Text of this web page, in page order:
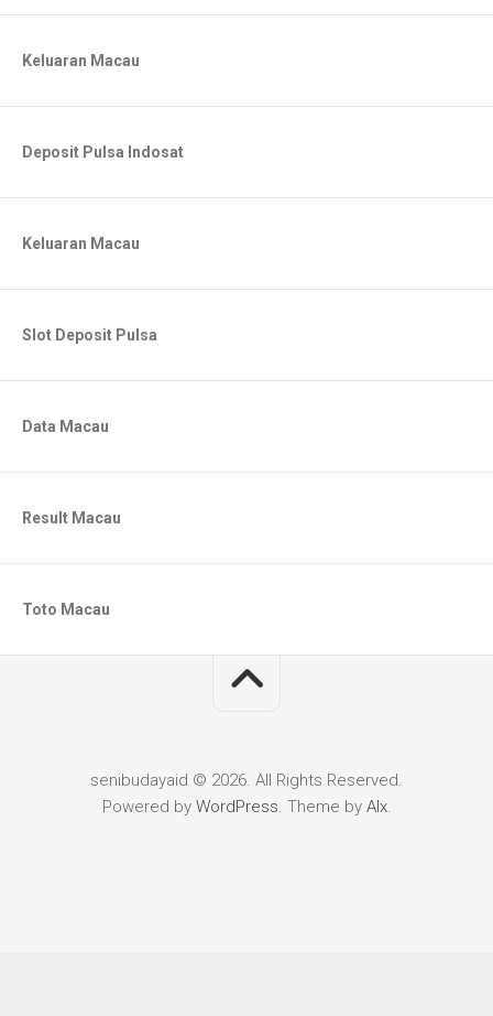
Keluaran Macau
Deposit Pulsa Indosat
Keluaran Macau
Slot Deposit Pulsa
Data Macau
Result Macau
Toto Macau
senibudayaid © 2026. All Rights Reserved.
Powered by WordPress. Theme by Alx.